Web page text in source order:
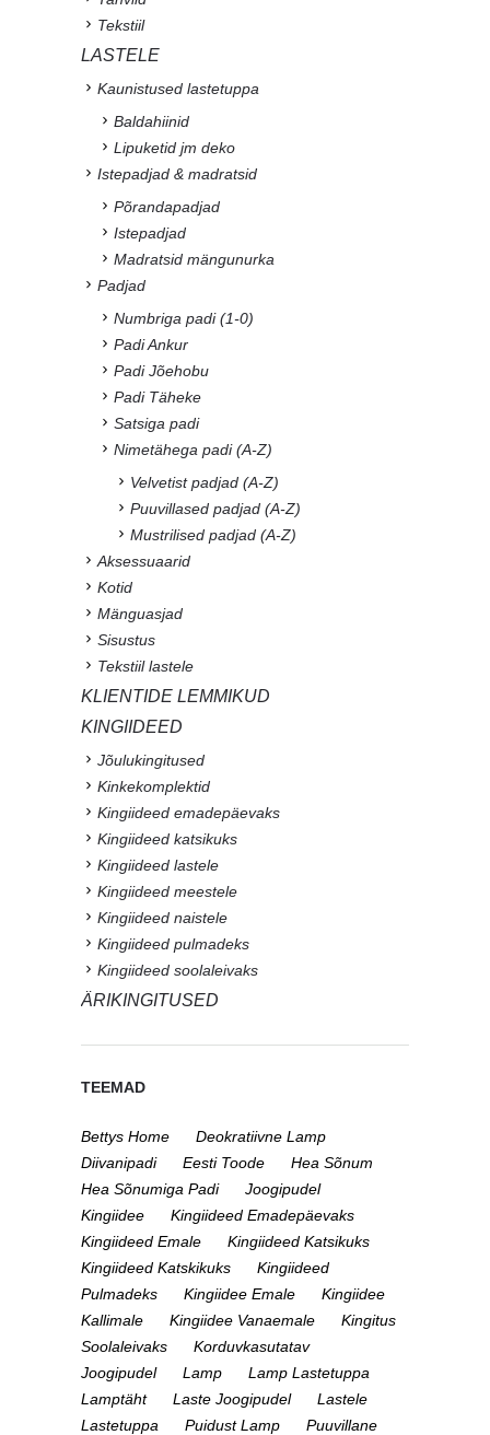
Tekstiil
LASTELE
Kaunistused lastetuppa
Baldahiinid
Lipuketid jm deko
Istepadjad & madratsid
Põrandapadjad
Istepadjad
Madratsid mängunurka
Padjad
Numbriga padi (1-0)
Padi Ankur
Padi Jõehobu
Padi Täheke
Satsiga padi
Nimetähega padi (A-Z)
Velvetist padjad (A-Z)
Puuvillased padjad (A-Z)
Mustrilised padjad (A-Z)
Aksessuaarid
Kotid
Mänguasjad
Sisustus
Tekstiil lastele
KLIENTIDE LEMMIKUD
KINGIIDEED
Jõulukingitused
Kinkekomplektid
Kingiideed emadepäevaks
Kingiideed katsikuks
Kingiideed lastele
Kingiideed meestele
Kingiideed naistele
Kingiideed pulmadeks
Kingiideed soolaleivaks
ÄRIKINGITUSED
TEEMAD
Bettys Home
Deokratiivne Lamp
Diivanipadi
Eesti Toode
Hea Sõnum
Hea Sõnumiga Padi
Joogipudel
Kingiidee
Kingiideed Emadepäevaks
Kingiideed Emale
Kingiideed Katsikuks
Kingiideed Katskikuks
Kingiideed
Pulmadeks
Kingiidee Emale
Kingiidee
Kallimale
Kingiidee Vanaemale
Kingitus
Soolaleivaks
Korduvkasutatav
Joogipudel
Lamp
Lamp Lastetuppa
Lamptäht
Laste Joogipudel
Lastele
Lastetuppa
Puidust Lamp
Puuvillane